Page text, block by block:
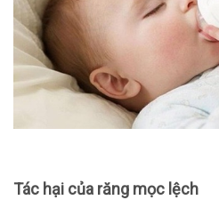
Tác hại của răng mọc lệch